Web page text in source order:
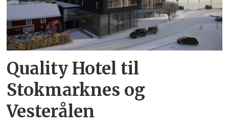
Quality Hotel til
Stokmarknes og
Vesterålen